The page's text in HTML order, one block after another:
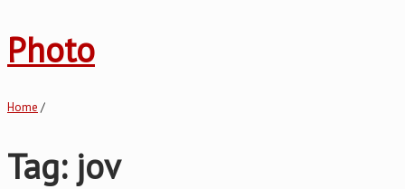
Photo
Home /
Tag: jov